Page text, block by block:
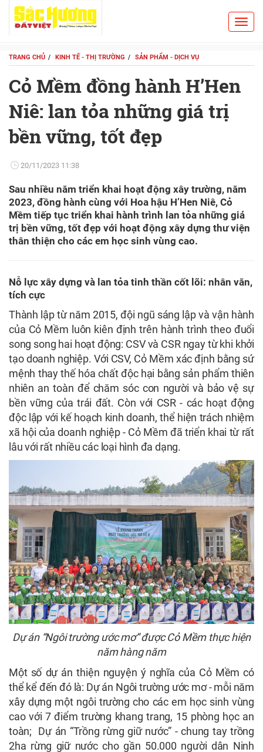
TRANG CHỦ KINH TẾ - THỊ TRƯỜNG SẢN PHẨM - DỊCH VỤ
Cỏ Mềm đồng hành H’Hen
Niê: lan tỏa những giá trị
bền vững, tốt đẹp
20/11/2023 11:38
Sau nhiều năm triển khai hoạt động xây trường, năm
2023, đồng hành cùng với Hoa hậu H’Hen Niê, Cỏ
Mềm tiếp tục triển khai hành trình lan tỏa những giá
trị bền vững, tốt đẹp với hoạt động xây dựng thư viện
thân thiện cho các em học sinh vùng cao.
Nỗ lực xây dựng và lan tỏa tinh thần cốt lõi: nhân văn,
tích cực
Thành lập từ năm 2015, đội ngũ sáng lập và vận hành
của Cỏ Mềm luôn kiên định trên hành trình theo đuổi
song song hai hoạt động: CSV và CSR ngay từ khi khởi
tạo doanh nghiệp. Với CSV, Cỏ Mềm xác định bằng sứ
mệnh thay thế hóa chất độc hại bằng sản phẩm thiên
nhiên an toàn để chăm sóc con người và bảo vệ sự
bền vững của trái đất. Còn với CSR - các hoạt động
độc lập với kế hoạch kinh doanh, thể hiện trách nhiệm
xã hội của doanh nghiệp - Cỏ Mềm đã triển khai từ rất
lâu với rất nhiều các loại hình đa dạng.
Dự án “Ngôi trường ước mơ” được Cỏ Mềm thực hiện
năm hàng năm
Một số dự án thiện nguyện ý nghĩa của Cỏ Mềm có
thể kể đến đó là: Dự án Ngôi trường ước mơ - mỗi năm
xây dựng một ngôi trường cho các em học sinh vùng
cao với 7 điểm trường khang trang, 15 phòng học an
toàn; Dự án “Trồng rừng giữ nước” - chung tay trồng
2ha rừng giữ nước cho gần 50.000 người dân Ninh